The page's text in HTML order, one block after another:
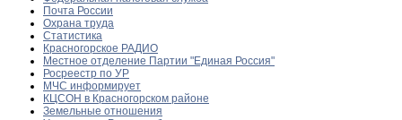
Почта России
Охрана труда
Статистика
Красногорское РАДИО
Местное отделение Партии "Единая Россия"
Росреестр по УР
МЧС информирует
КЦСОН в Красногорском районе
Земельные отношения